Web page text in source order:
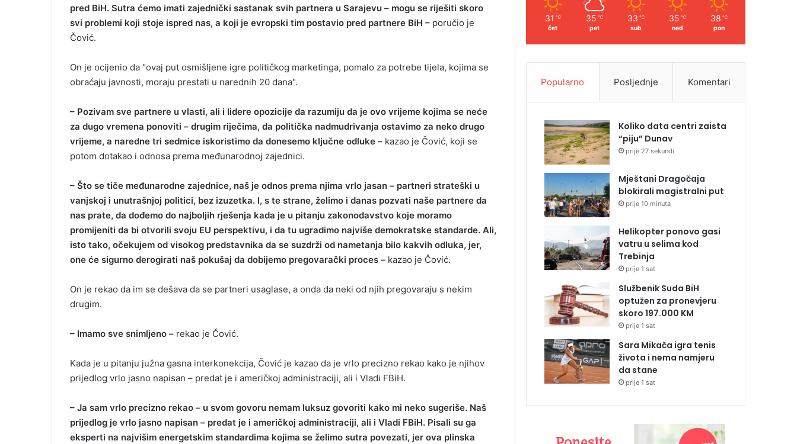
pred BiH. Sutra ćemo imati zajednički sastanak svih partnera u Sarajevu – mogu se riješiti skoro
svi problemi koji stoje ispred nas, a koji je evropski tim postavio pred partnere BiH – poručio je
Čović.
On je ocijenio da "ovaj put osmišljene igre političkog marketinga, pomalo za potrebe tijela, kojima se
obraćaju javnosti, moraju prestati u narednih 20 dana".
– Pozivam sve partnere u vlasti, ali i lidere opozicije da razumiju da je ovo vrijeme kojima se neće
za dugo vremena ponoviti – drugim riječima, da politička nadmudrivanja ostavimo za neko drugo
vrijeme, a naredne tri sedmice iskoristimo da donesemo ključne odluke – kazao je Čović, koji se
potom dotakao i odnosa prema međunarodnoj zajednici.
– Što se tiče međunarodne zajednice, naš je odnos prema njima vrlo jasan – partneri strateški u
vanjskoj i unutrašnjoj politici, bez izuzetka. I, s te strane, želimo i danas pozvati naše partnere da
nas prate, da dođemo do najboljih rješenja kada je u pitanju zakonodavstvo koje moramo
promijeniti da bi otvorili svoju EU perspektivu, i da tu ugradimo najviše demokratske standarde. Ali,
isto tako, očekujem od visokog predstavnika da se suzdrži od nametanja bilo kakvih odluka, jer,
one će sigurno derogirati naš pokušaj da dobijemo pregovarački proces – kazao je Čović.
On je rekao da im se dešava da se partneri usaglase, a onda da neki od njih pregovaraju s nekim
drugim.
– Imamo sve snimljeno – rekao je Čović.
Kada je u pitanju južna gasna interkonekcija, Čović je kazao da je vrlo precizno rekao kako je njihov
prijedlog vrlo jasno napisan – predat je i američkoj administraciji, ali i Vladi FBiH.
– Ja sam vrlo precizno rekao – u svom govoru nemam luksuz govoriti kako mi neko sugeriše. Naš
prijedlog je vrlo jasno napisan – predat je i američkoj administraciji, ali i Vladi FBiH. Pisali su ga
eksperti na najvišim energetskim standardima kojima se želimo sutra povezati, jer ova plinska
31 ℃
čet
35 ℃
pet
33 ℃
sub
35 ℃
ned
38 ℃
pon
Popularno Posljednje Komentari
Koliko data centri zaista
“piju” Dunav
prije 27 sekundi
Mještani Dragočaja
blokirali magistralni put
prije 10 minuta
Helikopter ponovo gasi
vatru u selima kod
Trebinja
prije 1 sat
Službenik Suda BiH
optužen za pronevjeru
skoro 197.000 KM
prije 1 sat
Sara Mikača igra tenis
života i nema namjeru
da stane
prije 1 sat